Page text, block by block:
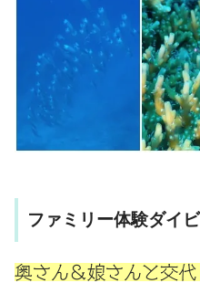
ファミリー体験ダイ
奥さん＆娘さんと交